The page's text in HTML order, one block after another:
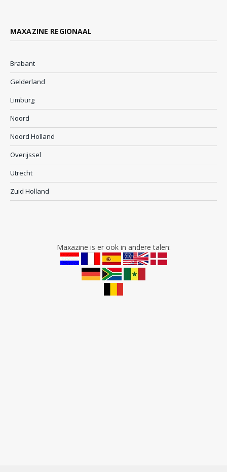
MAXAZINE REGIONAAL
Brabant
Gelderland
Limburg
Noord
Noord Holland
Overijssel
Utrecht
Zuid Holland
Maxazine is er ook in andere talen: